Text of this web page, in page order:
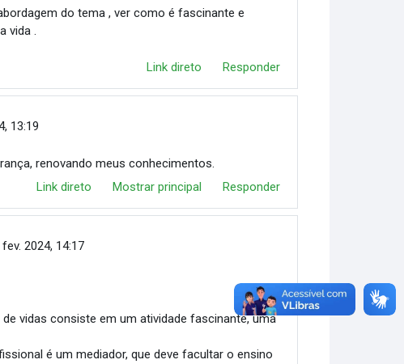
do tema , ver como é fascinante e
vida .
Link direto Responder
13:19
renovando meus conhecimentos.
Link direto
Mostrar principal Responder
2024, 14:17
vidas consiste em um atividade fascinante, uma
é um mediador, que deve facultar o ensino